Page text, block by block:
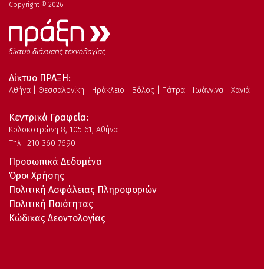
Copyright © 2026
Δίκτυο ΠΡΑΞΗ:
Αθήνα | Θεσσαλονίκη | Ηράκλειο | Βόλος | Πάτρα | Ιωάννινα | Χανιά
Κεντρικά Γραφεία:
Kολοκοτρώνη 8, 105 61, Αθήνα
Τηλ:. 210 360 7690
Προσωπικά Δεδομένα
Όροι Χρήσης
Πολιτική Ασφάλειας Πληροφοριών
Πολιτική Ποιότητας
Κώδικας Δεοντολογίας